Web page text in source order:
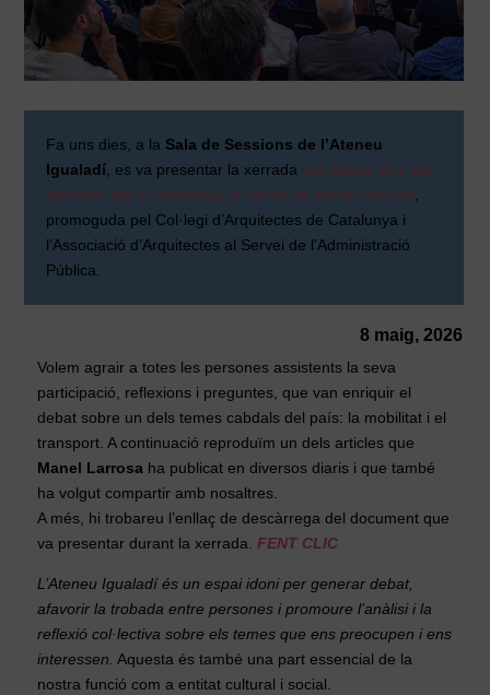
Fa uns dies, a la Sala de Sessions de l’Ateneu
Igualadí , es va presentar la xerrada Les bases d’un pla
ferroviari per a Catalunya, a càrrec de Manel Larrosa
promoguda pel Col·legi d’Arquitectes de Catalunya i
l’Associació d’Arquitectes al Servei de l’Administració
Pública.
8 maig, 2026
Volem agrair a totes les persones assistents la seva
participació, reflexions i preguntes, que van enriquir el
debat sobre un dels temes cabdals del país: la mobilitat i el
transport. A continuació reproduïm un dels articles que
Manel Larrosa ha publicat en diversos diaris i que també
ha volgut compartir amb nosaltres.
A més, hi trobareu l’enllaç de descàrrega del document que
va presentar durant la xerrada. FENT CLIC
L’Ateneu Igualadí és un espai idoni per generar debat,
afavorir la trobada entre persones i promoure l’anàlisi i la
reflexió col·lectiva sobre els temes que ens preocupen i ens
interessen. Aquesta és també una part essencial de la
nostra funció com a entitat cultural i social.